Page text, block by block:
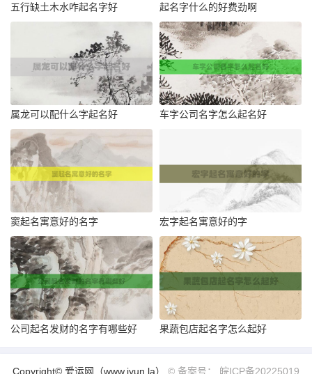
五行缺土木水咋起名字好 起名字什么的好费劲啊
属龙可以配什么字起名好 车字公司名字怎么起名好
窦起名寓意好的名字 宏字起名寓意好的字
公司起名发财的名字有哪些好 果蔬包店起名字怎么起好
Copyright© 爱运网（www.iyun.la） © 备案号： 皖ICP备20225019